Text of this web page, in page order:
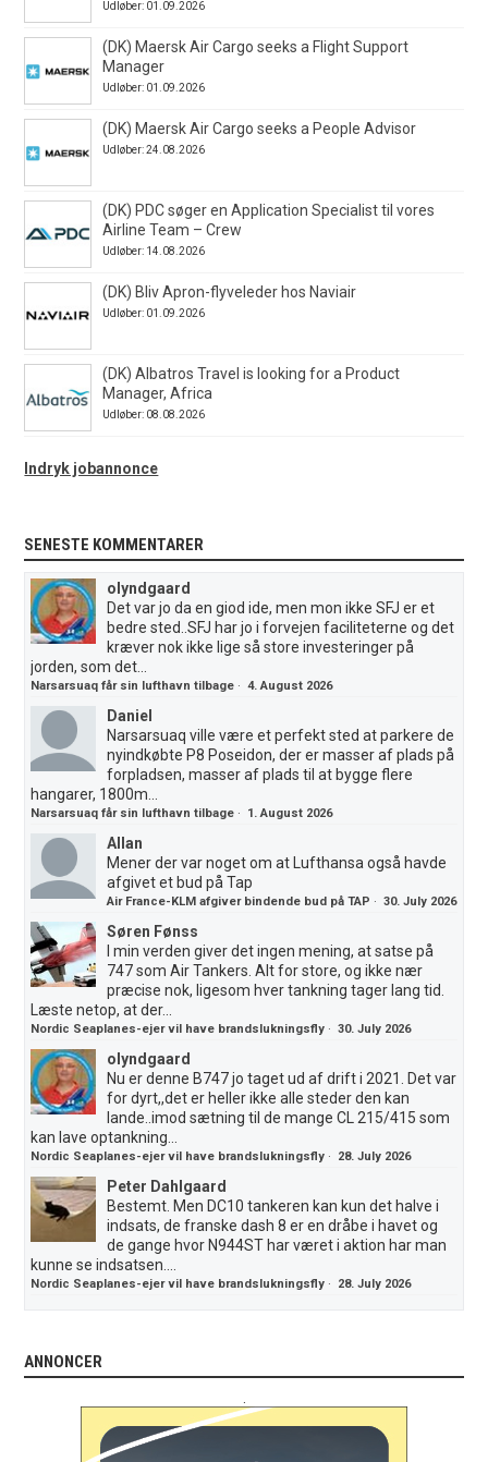
Udløber: 01.09.2026
(DK) Maersk Air Cargo seeks a Flight Support
Manager
Udløber: 01.09.2026
(DK) Maersk Air Cargo seeks a People Advisor
Udløber: 24.08.2026
(DK) PDC søger en Application Specialist til vores
Airline Team – Crew
Udløber: 14.08.2026
(DK) Bliv Apron-flyveleder hos Naviair
Udløber: 01.09.2026
(DK) Albatros Travel is looking for a Product
Manager, Africa
Udløber: 08.08.2026
Indryk jobannonce
SENESTE KOMMENTARER
olyndgaard
Det var jo da en giod ide, men mon ikke SFJ er et
bedre sted..SFJ har jo i forvejen faciliteterne og det
kræver nok ikke lige så store investeringer på
jorden, som det...
Narsarsuaq får sin lufthavn tilbage ·4. August 2026
Daniel
Narsarsuaq ville være et perfekt sted at parkere de
nyindkøbte P8 Poseidon, der er masser af plads på
forpladsen, masser af plads til at bygge flere
hangarer, 1800m...
Narsarsuaq får sin lufthavn tilbage · 1. August 2026
Allan
Mener der var noget om at Lufthansa også havde
afgivet et bud på Tap
Air France-KLM afgiver bindende bud på TAP ·30. July 2026
Søren Fønss
I min verden giver det ingen mening, at satse på
747 som Air Tankers. Alt for store, og ikke nær
præcise nok, ligesom hver tankning tager lang tid.
Læste netop, at der...
Nordic Seaplanes-ejer vil have brandslukningsfly ·30. July 2026
olyndgaard
Nu er denne B747 jo taget ud af drift i 2021. Det var
for dyrt,,det er heller ikke alle steder den kan
lande..imod sætning til de mange CL 215/415 som
kan lave optankning...
Nordic Seaplanes-ejer vil have brandslukningsfly · 28. July 2026
Peter Dahlgaard
Bestemt. Men DC10 tankeren kan kun det halve i
indsats, de franske dash 8 er en dråbe i havet og
de gange hvor N944ST har været i aktion har man
kunne se indsatsen....
Nordic Seaplanes-ejer vil have brandslukningsfly · 28. July 2026
ANNONCER